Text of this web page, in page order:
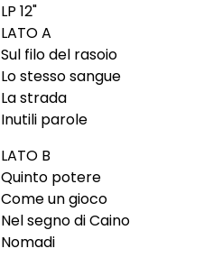
LP 12"
LATO A
Sul filo del rasoio
Lo stesso sangue
La strada
Inutili parole
LATO B
Quinto potere
Come un gioco
Nel segno di Caino
Nomadi